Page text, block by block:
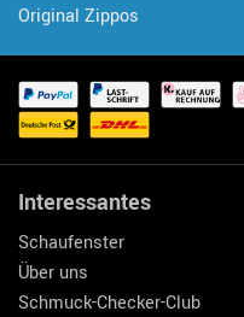
Original Zippos
Interessantes
Schaufenster
Über uns
Schmuck-Checker-Club